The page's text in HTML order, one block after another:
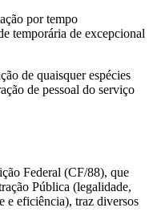
por tempo
temporária de excepcional
de quaisquer espécies
de pessoal do serviço
Federal (CF/88), que
Pública (legalidade,
e eficiência), traz diversos